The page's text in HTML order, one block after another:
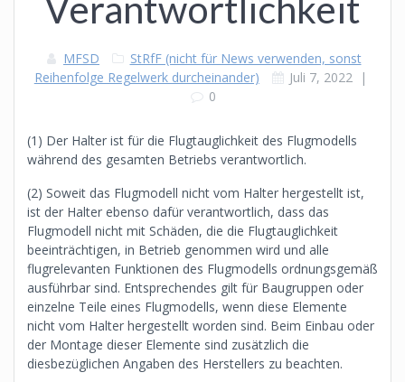
MFSD
StRfF (nicht für News verwenden, sonst
Reihenfolge Regelwerk durcheinander)
Juli 7, 2022 |
0
(1) Der Halter ist für die Flugtauglichkeit des Flugmodells
während des gesamten Betriebs verantwortlich.
(2) Soweit das Flugmodell nicht vom Halter hergestellt ist,
ist der Halter ebenso dafür verantwortlich, dass das
Flugmodell nicht mit Schäden, die die Flugtauglichkeit
beeinträchtigen, in Betrieb genommen wird und alle
flugrelevanten Funktionen des Flugmodells ordnungsgemäß
ausführbar sind. Entsprechendes gilt für Baugruppen oder
einzelne Teile eines Flugmodells, wenn diese Elemente
nicht vom Halter hergestellt worden sind. Beim Einbau oder
der Montage dieser Elemente sind zusätzlich die
diesbezüglichen Angaben des Herstellers zu beachten.